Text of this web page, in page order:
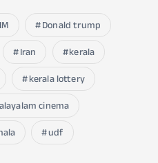
Donald trump
Iran
kerala
kerala lottery
cinema
udf